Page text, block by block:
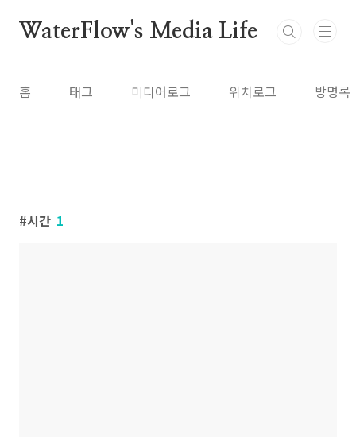
WaterFlow's Media Life
홈 태그 미디어로그 위치로그 방명록
시간 1